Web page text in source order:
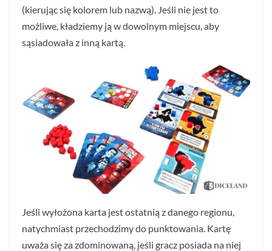
(kierując się kolorem lub nazwą). Jeśli nie jest to
możliwe, kładziemy ją w dowolnym miejscu, aby
sąsiadowała z inną kartą.
Jeśli wyłożona karta jest ostatnią z danego regionu,
natychmiast przechodzimy do punktowania. Kartę
uważa się za zdominowaną, jeśli gracz posiada na niej